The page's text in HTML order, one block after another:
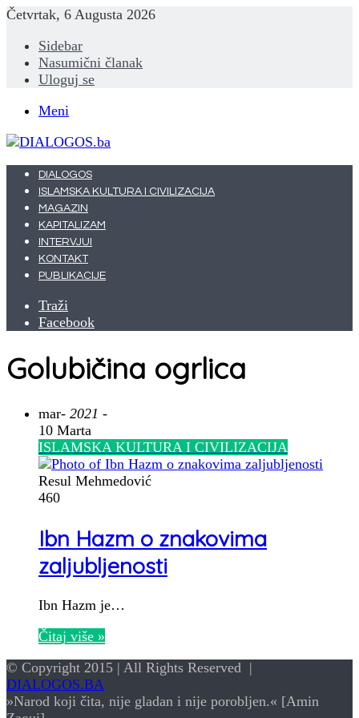
Četvrtak, 6 Augusta 2026
Sidebar
Nasumični članak
Uloguj se
Meni
DIALOGOS
ISLAMSKA KULTURA I CIVILIZACIJA
MAGAZIN
KAPITALIZAM
INTERVJUI
KONTAKT
PUBLIKACIJE
Traži
Facebook
Golubičina ogrlica
mar- 2021 -
10 Marta
ISLAMSKA KULTURA I CIVILIZACIJA
Resul Mehmedović
460
Ibn Hazm o znakovima
zaljubljenosti
Ibn Hazm je…
Čitaj više »
© Copyright 2015 | All Rights Reserved |
DIALOGOS.BA
»Narod koji čita, nije gladan i nije porobljen.« [Amin